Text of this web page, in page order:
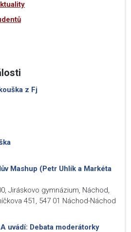
z Fj
Mashup (Petr Uhlík a Markéta
, Jiráskovo gymnázium, Náchod,
451, 547 01 Náchod-Náchod
uvádí: Debata moderátorky